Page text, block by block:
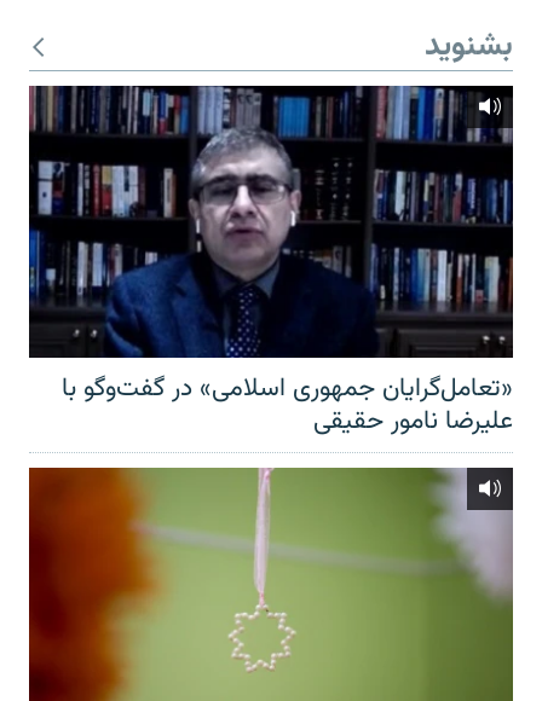
بشنوید
«تعامل‌گرایان جمهوری اسلامی» در گفت‌وگو با
علیرضا نامور حقیقی